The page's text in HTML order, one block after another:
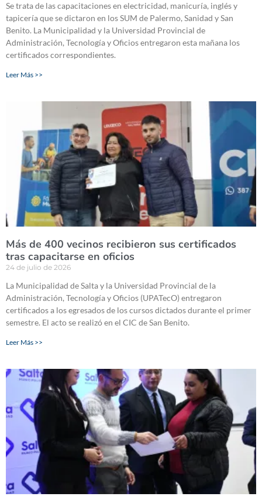
Se trata de las capacitaciones en electricidad, manicuría, inglés y
tapicería que se dictaron en los SUM de Palermo, Sanidad y San
Benito. La Municipalidad y la Universidad Provincial de
Administración, Tecnología y Oficios entregaron esta mañana los
certificados correspondientes.
Leer Más >>
Más de 400 vecinos recibieron sus certificados
tras capacitarse en oficios
24 de julio de 2026
La Municipalidad de Salta y la Universidad Provincial de la
Administración, Tecnología y Oficios (UPATecO) entregaron
certificados a los egresados de los cursos dictados durante el primer
semestre. El acto se realizó en el CIC de San Benito.
Leer Más >>